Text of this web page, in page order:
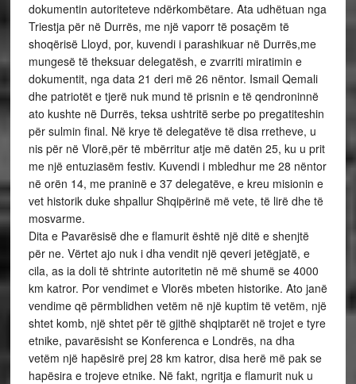
dokumentin autoriteteve ndërkombëtare. Ata udhëtuan nga
Triestja për në Durrës, me një vaporr të posaçëm të
shoqërisë Lloyd, por, kuvendi i parashikuar në Durrës,me
mungesë të theksuar delegatësh, e zvarriti miratimin e
dokumentit, nga data 21 deri më 26 nëntor. Ismail Qemali
dhe patriotët e tjerë nuk mund të prisnin e të qendroninnë
ato kushte në Durrës, teksa ushtritë serbe po pregatiteshin
për sulmin final. Në krye të delegatëve të disa rretheve, u
nis për në Vlorë,për të mbërritur atje më datën 25, ku u prit
me një entuziasëm festiv. Kuvendi i mbledhur me 28 nëntor
në orën 14, me praninë e 37 delegatëve, e kreu misionin e
vet historik duke shpallur Shqipërinë më vete, të lirë dhe të
mosvarme.
Dita e Pavarësisë dhe e flamurit është një ditë e shenjtë
për ne. Vërtet ajo nuk i dha vendit një qeveri jetëgjatë, e
cila, as ia doli të shtrinte autoritetin në më shumë se 4000
km katror. Por vendimet e Vlorës mbeten historike. Ato janë
vendime që përmblidhen vetëm në një kuptim të vetëm, një
shtet komb, një shtet për të gjithë shqiptarët në trojet e tyre
etnike, pavarësisht se Konferenca e Londrës, na dha
vetëm një hapësirë prej 28 km katror, disa herë më pak se
hapësira e trojeve etnike. Në fakt, ngritja e flamurit nuk u